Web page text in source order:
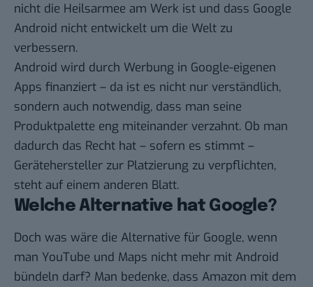
nicht die Heilsarmee am Werk ist und dass Google
Android nicht entwickelt um die Welt zu
verbessern.
Android wird durch Werbung in Google-eigenen
Apps finanziert – da ist es nicht nur verständlich,
sondern auch notwendig, dass man seine
Produktpalette eng miteinander verzahnt. Ob man
dadurch das Recht hat – sofern es stimmt –
Gerätehersteller zur Platzierung zu verpflichten,
steht auf einem anderen Blatt.
Welche Alternative hat Google?
Doch was wäre die Alternative für Google, wenn
man YouTube und Maps nicht mehr mit Android
bündeln darf? Man bedenke, dass Amazon mit dem